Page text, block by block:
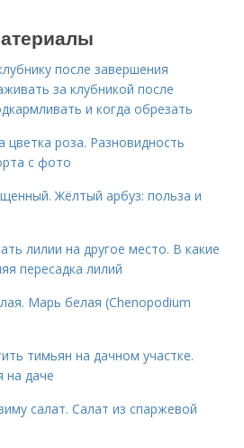
после завершения
за клубникой после
и когда обрезать
цветка роза. Разновидность
с фото
Жёлтый арбуз: польза и
лилии на другое место. В какие
пересадка лилий
Марь белая (Chenopodium
тимьян на дачном участке.
на даче
салат. Салат из спаржевой